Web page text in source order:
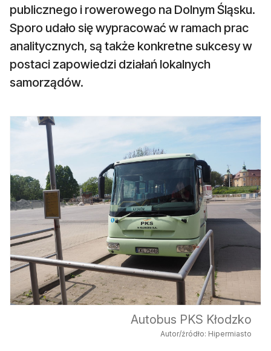
publicznego i rowerowego na Dolnym Śląsku.
Sporo udało się wypracować w ramach prac
analitycznych, są także konkretne sukcesy w
postaci zapowiedzi działań lokalnych
samorządów.
Autobus PKS Kłodzko
Autor/źródło: Hipermiasto